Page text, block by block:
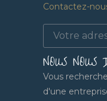
Contactez-
NOUS
Vous
d'une